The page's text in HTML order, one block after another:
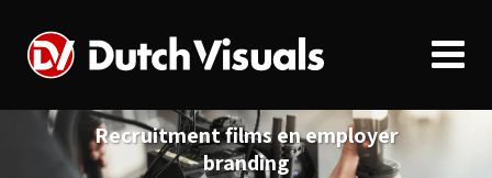
Recruitment films en employer
branding